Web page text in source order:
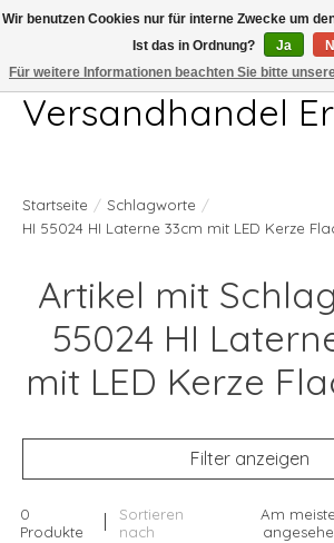
Telefon 04407 715872 MO-DO 7.00-17.00Uhr FR 7.00-
Versandhandel
Startseite / Schlagworte /
HI 55024 HI Laterne 33cm mit LED Kerze
Artikel mit
55024 HI
mit LED Kerze
Filter anzeigen
0
Produkte
Sortieren
nach
Am
Wir benutzen Cookies nur für interne Zwecke um
Ist das in Ordnung?
Ja
Für weitere Informationen beachten Sie bitte